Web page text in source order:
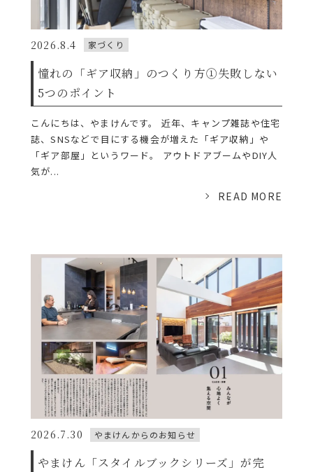
2026.8.4 家づくり
憧れの「ギア収納」のつくり方①失敗しない
5つのポイント
こんにちは、やまけんです。 近年、キャンプ雑誌や住宅
誌、SNSなどで目にする機会が増えた「ギア収納」や
「ギア部屋」というワード。 アウトドアブームやDIY人
気が...
READ MORE
2026.7.30 やまけんからのお知らせ
やまけん「スタイルブックシリーズ」が完